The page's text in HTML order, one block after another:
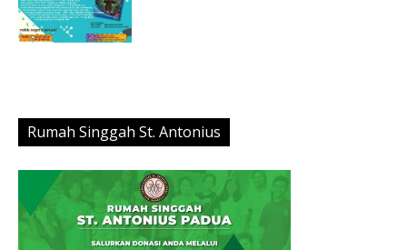
Rumah Singgah St. Antonius